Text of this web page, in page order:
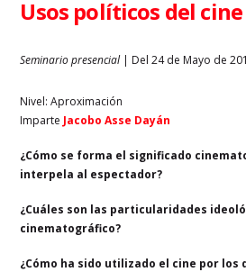
Usos políticos del cine
Seminario presencial| Del 24 de Mayo de
Nivel: Aproximación
Imparte Jacobo Asse Dayán
¿Cómo se forma el significado
interpela al espectador?
¿Cuáles son las particularidades
cinematográfico?
¿Cómo ha sido utilizado el cine por